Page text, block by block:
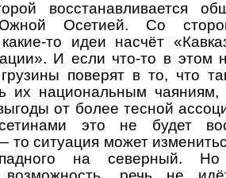
восстанавливается
Осетией. Со
то идеи насчёт
И если что-то в этом
поверят в то, что
их национальным
от более тесной
это не будет
то ситуация может
на северный.